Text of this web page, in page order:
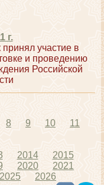
г.
участие в
и проведению
Российской
8 9 10
11
2014
2015
2020
2021
2025
2026